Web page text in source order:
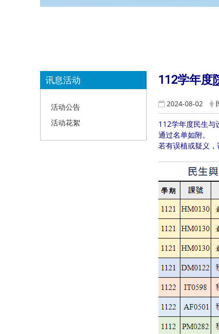
讯息活动
活动公告
活动花絮
112学年度
2024-08-02
112学年度民生与
通过名单如附。
若有误植或疑义